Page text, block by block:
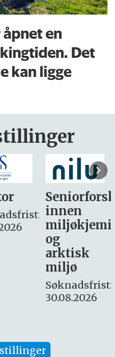
en
Det
kan ligge
søker
– fast
Søknadsfrist:
16. august.